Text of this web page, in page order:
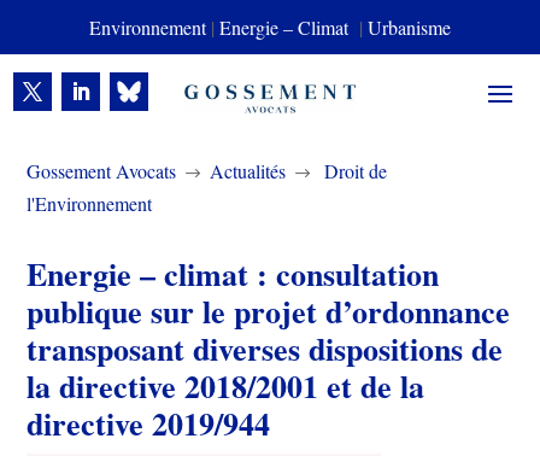
Environnement| Energie – Climat | Urbanisme
Gossement Avocats $ Actualités $
Droit de
l'Environnement
Energie – climat : consultation
publique sur le projet d’ordonnance
transposant diverses dispositions de
la directive 2018/2001 et de la
directive 2019/944